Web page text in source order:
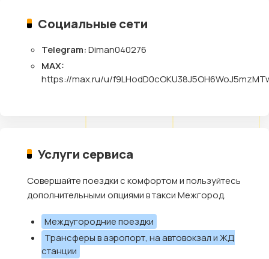
Социальные сети
Telegram:Diman040276
MAX:
https://max.ru/u/
Услуги сервиса
Совершайте поездки с комфортом и пользуйтесь
дополнительными опциями в такси Межгород.
Междугородние поездки
Трансферы в аэропорт, на автовокзал и ЖД
станции